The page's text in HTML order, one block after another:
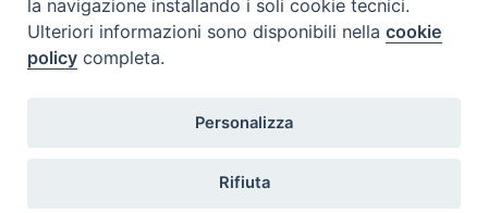
la navigazione installando i soli cookie tecnici.
Ulteriori informazioni sono disponibili nellacookie
policy completa.
Personalizza
Rifiuta